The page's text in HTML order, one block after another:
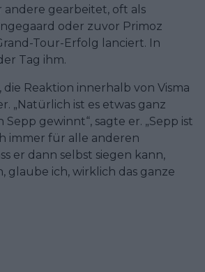
andere gearbeitet, oft als
oder zuvor Primoz
Tour-Erfolg lanciert. In
Tag ihm.
die Reaktion innerhalb von Visma
„Natürlich ist es etwas ganz
Sepp gewinnt“, sagte er. „Sepp ist
immer für alle anderen
er dann selbst siegen kann,
glaube ich, wirklich das ganze